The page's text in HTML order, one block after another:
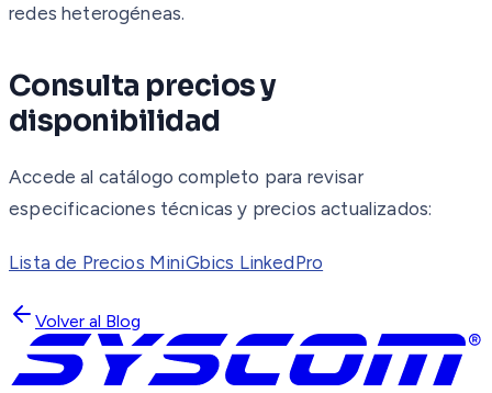
redes heterogéneas.
Consulta precios y
disponibilidad
Accede al catálogo completo para revisar
especificaciones técnicas y precios actualizados:
Lista de Precios MiniGbics LinkedPro
Volver al Blog